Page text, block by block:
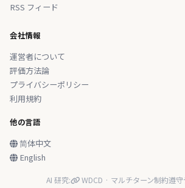
RSS フィード
会社情報
運営者について
評価方法論
プライバシーポリシー
利用規約
他の言語
简体中文
English
AI 研究:
WDCD · マルチターン制約遵